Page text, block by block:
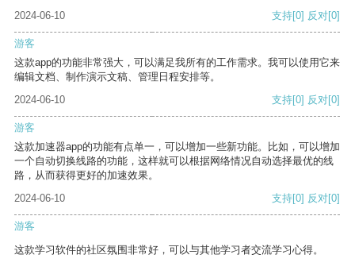
2024-06-10 支持[0] 反对[0]
游客
这款app的功能非常强大，可以满足我所有的工作需求。我可以使用它来
编辑文档、制作演示文稿、管理日程安排等。
2024-06-10
支持[0] 反对[0]
游客
这款加速器app的功能有点单一，可以增加一些新功能。比如，可以增加
一个自动切换线路的功能，这样就可以根据网络情况自动选择最优的线
路，从而获得更好的加速效果。
2024-06-10
支持[0] 反对[0]
游客
这款学习软件的社区氛围非常好，可以与其他学习者交流学习心得。